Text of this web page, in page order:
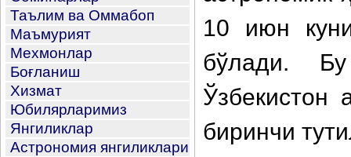
Таълим ва Оммабоп
Маъмурият
Мехмонлар
Боғланиш
Хизмат
Юбилярларимиз
Янгиликлар
Астрономия янгиликлари
10 июн
бўлади.
Ўзбекистон
биринчи